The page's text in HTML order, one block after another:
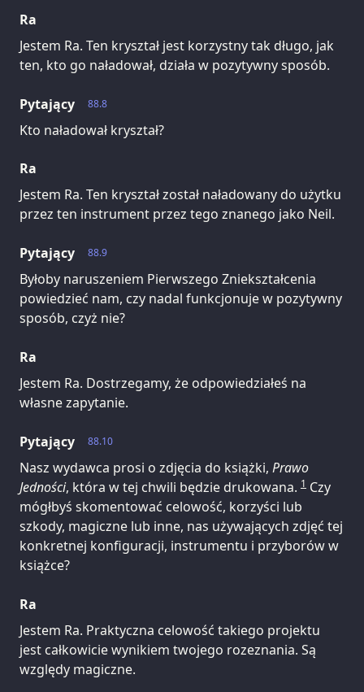
Ra
Jestem Ra. Ten kryształ jest korzystny tak długo, jak
ten, kto go naładował, działa w pozytywny sposób.
88.8
Pytający
Kto naładował kryształ?
Ra
Jestem Ra. Ten kryształ został naładowany do użytku
przez ten instrument przez tego znanego jako Neil.
88.9
Pytający
Byłoby naruszeniem Pierwszego Zniekształcenia
powiedzieć nam, czy nadal funkcjonuje w pozytywny
sposób, czyż nie?
Ra
Jestem Ra. Dostrzegamy, że odpowiedziałeś na
własne zapytanie.
88.10
Pytający
Nasz wydawca prosi o zdjęcia do książki, Prawo
Jedności, która w tej chwili będzie drukowana. 1 Czy
mógłbyś skomentować celowość, korzyści lub
szkody, magiczne lub inne, nas używających zdjęć tej
konkretnej konfiguracji, instrumentu i przyborów w
książce?
Ra
Jestem Ra. Praktyczna celowość takiego projektu
jest całkowicie wynikiem twojego rozeznania. Są
względy magiczne.